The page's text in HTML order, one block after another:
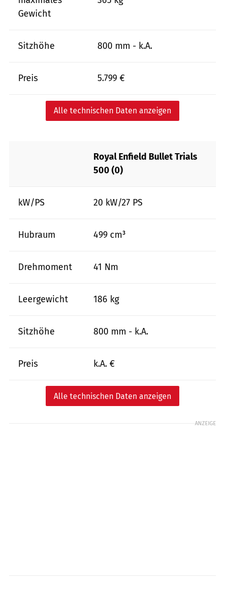
Gewicht
Sitzhöhe 800 mm - k.A.
Preis 5.799 €
Alle technischen Daten anzeigen
Royal Enfield Bullet Trials
500 (0)
kW/PS 20 kW/27 PS
Hubraum 499 cm³
Drehmoment 41 Nm
Leergewicht 186 kg
Sitzhöhe 800 mm - k.A.
Preis k.A. €
Alle technischen Daten anzeigen
ANZEIGE